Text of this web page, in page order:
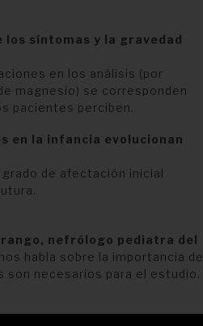
síntomas y la gravedad
en los análisis (por
magnesio) se corresponden
pacientes perciben.
en la infancia evolucionan
de afectación inicial
nefrólogo pediatra del
habla sobre la importancia de
son necesarios para el estudio.